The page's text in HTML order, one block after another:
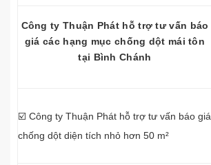
Công ty Thuận Phát hỗ trợ tư vấn báo
giá các hạng mục chống dột mái tôn
tại Bình Chánh
☑️ Công ty Thuận Phát hỗ trợ tư vấn báo giá
chống dột diện tích nhỏ hơn 50 m²